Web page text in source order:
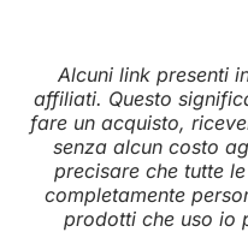
Alcuni link presenti
affiliati. Questo
fare un acquisto,
senza alcun costo
precisare che tutte
completamente
prodotti che uso io